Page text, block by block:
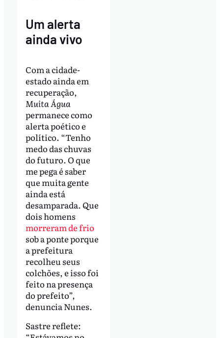
Um alerta
ainda vivo
Com a cidade-
estado ainda em
recuperação,
Muita Água
permanece como
alerta poético e
político. “Tenho
medo das chuvas
do futuro. O que
me pega é saber
que muita gente
ainda está
desamparada. Que
dois homens
morreram de frio
sob a ponte porque
a prefeitura
recolheu seus
colchões, e isso foi
feito na presença
do prefeito”,
denuncia Nunes.
Sastre reflete: